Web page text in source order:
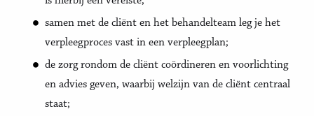
samen met de cliënt en het behandelteam leg je het
verpleegproces vast in een verpleegplan;
de zorg rondom de cliënt coördineren en voorlichting
en advies geven, waarbij welzijn van de cliënt centraal
staat;